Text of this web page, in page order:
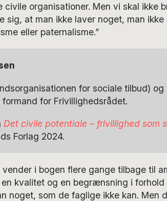
civile organisationer. Men vi skal ikke
sig, at man ikke laver noget, man
eller paternalisme.”
for sociale tilbud)
for Frivillighedsrådet.
Det civile potentiale – frivillighed
Forlag 2024.
vender i bogen flere gange tilbage til
kvalitet og en begrænsning i
noget, som de faglige ikke kan. Men